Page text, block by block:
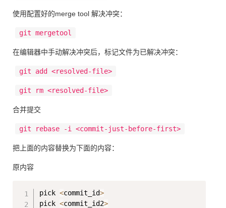
使用配置好的merge tool 解决冲突：
git mergetool
在编辑器中手动解决冲突后，标记文件为已解决冲突：
git add <resolved-file>
git rm <resolved-file>
合并提交
git rebase -i <commit-just-before-first>
把上面的内容替换为下面的内容：
原内容
pick <commit_id>
pick <commit_id2>